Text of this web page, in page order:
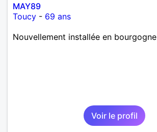
MAY89
Toucy - 69 ans
Nouvellement installée en bourgogne
Voir le profil